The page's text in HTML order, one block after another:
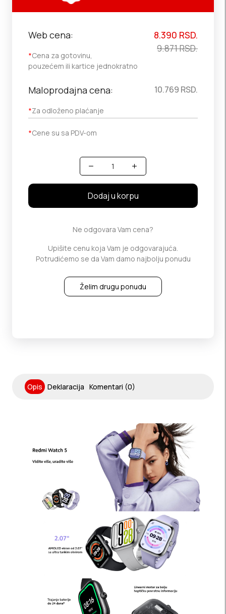
Web cena:
*Cena za gotovinu,
pouzećem ili kartice jednokratno
9.871RSD.
8.390 RSD.
Maloprodajna cena:
*Za odloženo plaćanje
10.769 RSD.
*Cene su sa PDV-om
Količina
Dodaj u korpu
Ne odgovara Vam cena?
Upišite cenu koja Vam je odgovarajuća.
Potrudićemo se da Vam damo najbolju ponudu
Želim drugu ponudu
Opis Deklaracija Komentari (0)